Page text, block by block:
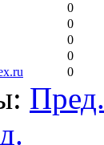
0
0
0
0
0
Пред.